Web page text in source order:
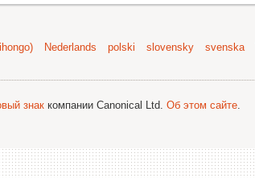
Nederlands polski slovensky svenska
знак компании Canonical Ltd. Об этом сайте.